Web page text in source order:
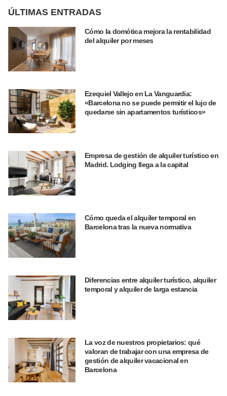
ÚLTIMAS ENTRADAS
Cómo la domótica mejora la rentabilidad
del alquiler por meses
Ezequiel Vallejo en La Vanguardia:
«Barcelona no se puede permitir el lujo de
quedarse sin apartamentos turísticos»
Empresa de gestión de alquiler turístico en
Madrid. Lodging llega a la capital
Cómo queda el alquiler temporal en
Barcelona tras la nueva normativa
Diferencias entre alquiler turístico, alquiler
temporal y alquiler de larga estancia
La voz de nuestros propietarios: qué
valoran de trabajar con una empresa de
gestión de alquiler vacacional en
Barcelona